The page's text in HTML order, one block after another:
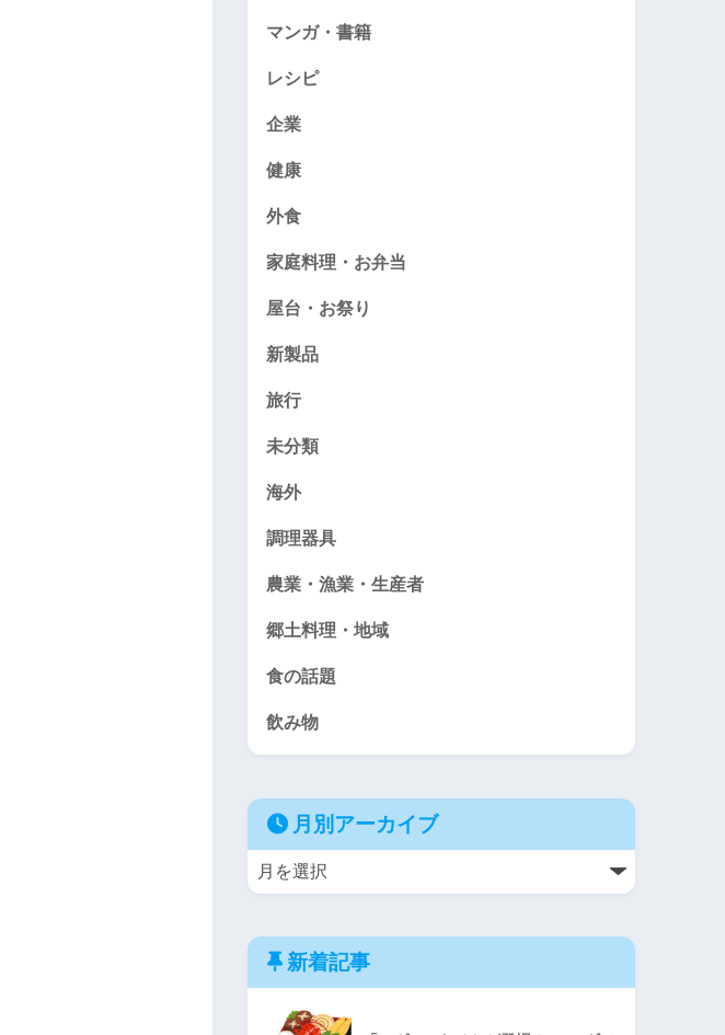
マンガ・書籍
レシピ
企業
健康
外食
家庭料理・お弁当
屋台・お祭り
新製品
旅行
未分類
海外
調理器具
農業・漁業・生産者
郷土料理・地域
食の話題
飲み物
月別アーカイブ
新着記事